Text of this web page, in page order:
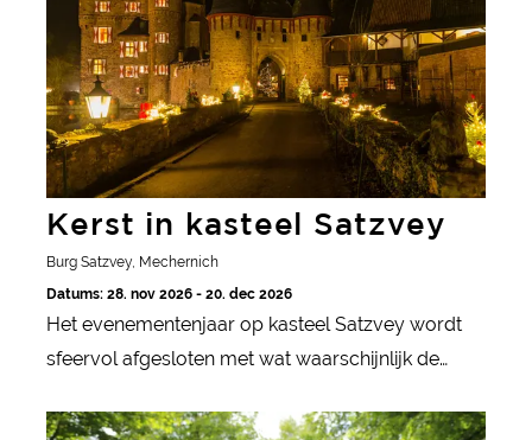
Kerst in kasteel Satzvey
Burg Satzvey, Mechernich
Datums: 28. nov 2026 - 20. dec 2026
Het evenementenjaar op kasteel Satzvey wordt
sfeervol afgesloten met wat waarschijnlijk de
een middeleeuws kerstspel.
Herfstmarkt in het kuurpark van Bad Sassendorf